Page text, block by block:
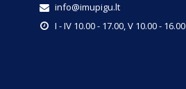
info@imupigu.lt
I - IV 10.00 - 17.00, V 10.00 - 16.00